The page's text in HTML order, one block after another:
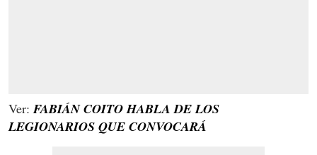
Ver:FABIÁN COITO HABLA DE LOS
LEGIONARIOS QUE CONVOCARÁ